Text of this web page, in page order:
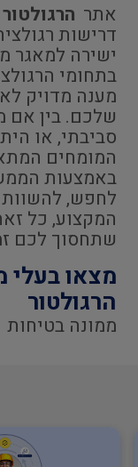
אתר הרגולטור
דרישות
ישירה למאגר
בתחומי
מענה מדויק
שלכם. בין אם
סביבתי, או
המומחים
באמצעות
לחפש, להשוות
המקצוע, כל
שתחסוך לכם
מצאו בעלי
הרגולטור
ממונה בטיחות